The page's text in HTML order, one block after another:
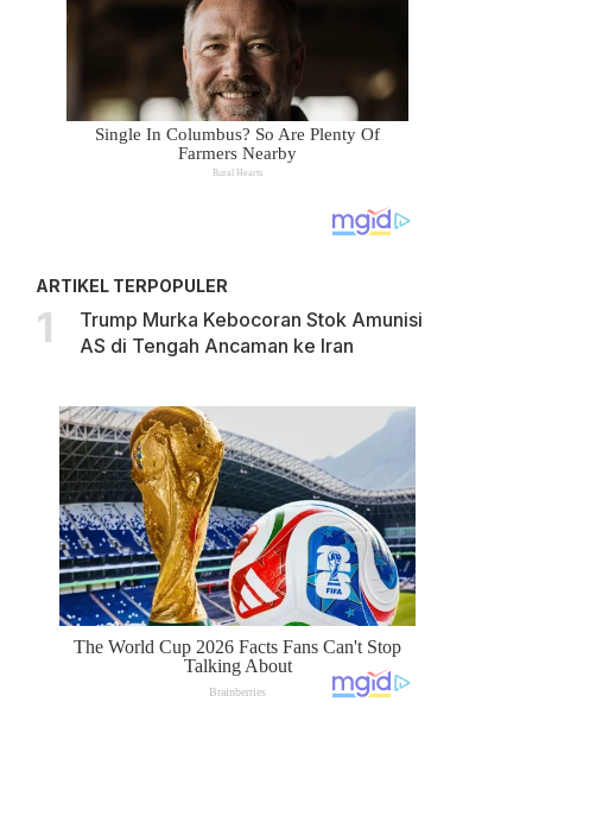
ARTIKEL TERPOPULER
Trump Murka Kebocoran Stok Amunisi
AS di Tengah Ancaman ke Iran